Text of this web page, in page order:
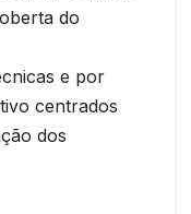
do
e por
centrados
dos